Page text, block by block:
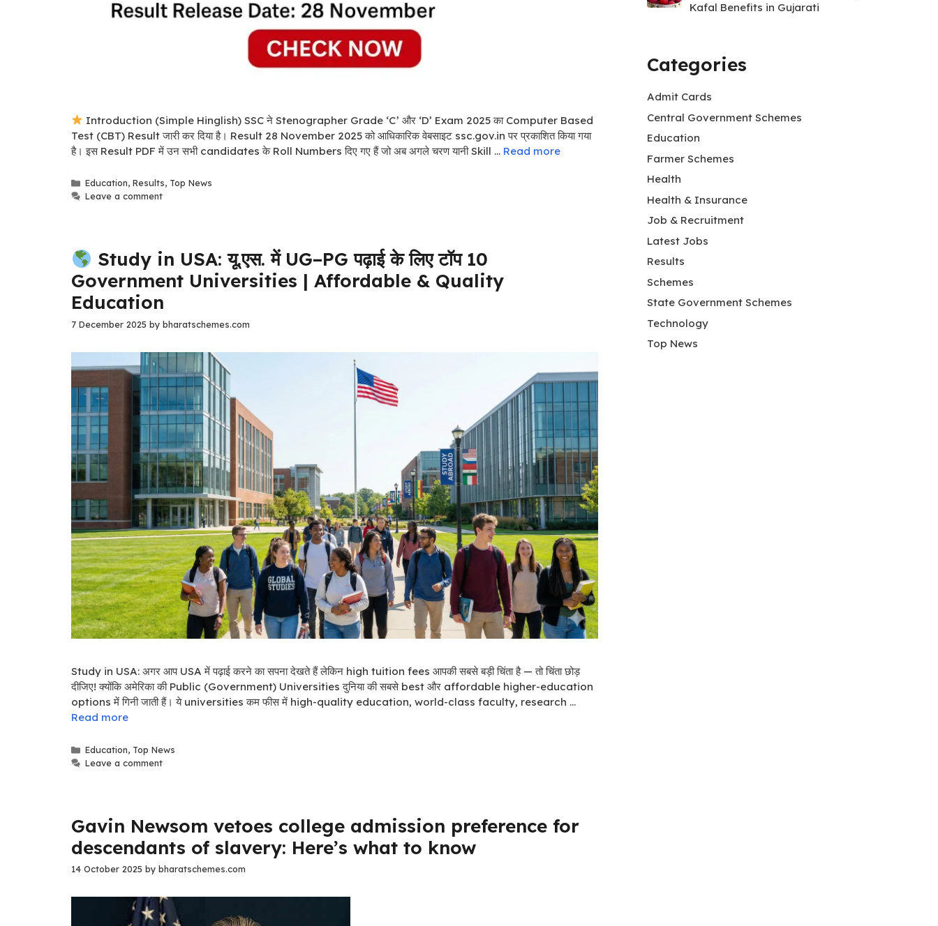
Introduction (Simple Hinglish) SSC ने Stenographer Grade ‘C’ और ‘D’ Exam 2025 का Computer Based
Test (CBT) Result जारी कर दिया है। Result 28 November 2025 को आधिकारिक वेबसाइट ssc.gov.in पर प्रकाशित किया गया
है। इस Result PDF में उन सभी candidates के Roll Numbers दिए गए हैं जो अब अगले चरण यानी Skill … Read more
Categories
Education,Results, Top News
Leave a comment
Study in USA: यू.एस. में UG–PG पढ़ाई के लिए टॉप 10
Government Universities | Affordable & Quality
Education
7 December 2025 by bharatschemes.com
Study in USA: अगर आप USA में पढ़ाई करने का सपना देखते हैं लेकिन high tuition fees आपकी सबसे बड़ी चिंता है — तो चिंता छोड़
दीजिए! क्योंकि अमेरिका की Public (Government) Universities दुनिया की सबसे best और affordable higher-education
options में गिनी जाती हैं। ये universities कम फीस में high-quality education, world-class faculty, research …
Read more
Categories
Education, Top News
Leave a comment
Gavin Newsom vetoes college admission preference for
descendants of slavery: Here’s what to know
14 October 2025 by bharatschemes.com
Kafal Benefits in Gujarati
Categories
Admit Cards
Central Government Schemes
Education
Farmer Schemes
Health
Health & Insurance
Job & Recruitment
Latest Jobs
Results
Schemes
State Government Schemes
Technology
Top News